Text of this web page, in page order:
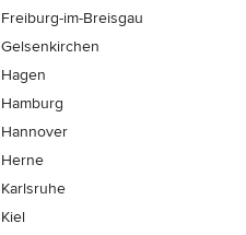
Freiburg-im-Breisgau
Gelsenkirchen
Hagen
Hamburg
Hannover
Herne
Karlsruhe
Kiel